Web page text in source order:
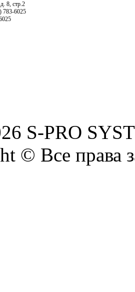
8, стр.2
783-6025
S-PRO
© Все права